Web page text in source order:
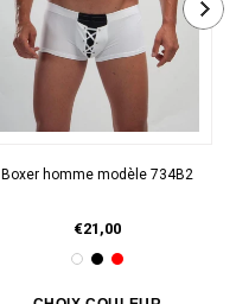
Boxer homme modèle 734B2
€21,00